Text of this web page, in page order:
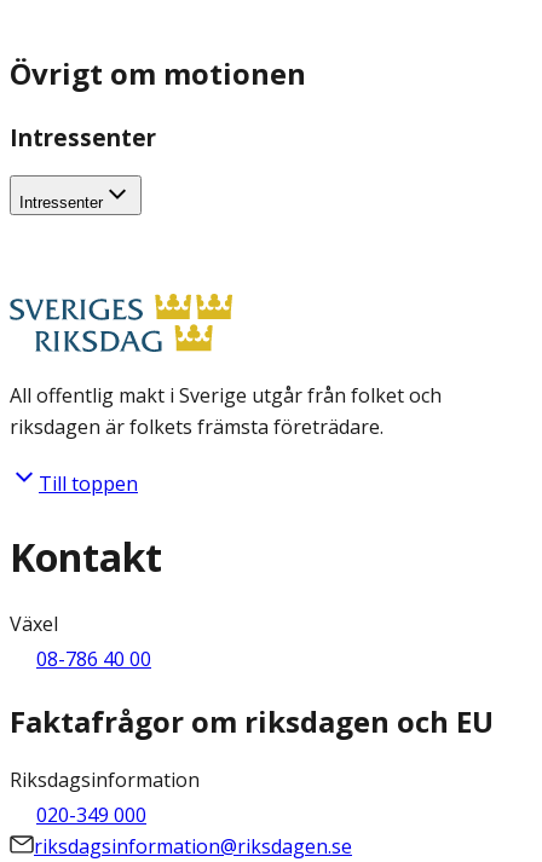
Övrigt om motionen
Intressenter
Intressenter
All offentlig makt i Sverige utgår från folket och
riksdagen är folkets främsta företrädare.
Till toppen
Kontakt
Växel
08-786 40 00
Faktafrågor om riksdagen och EU
Riksdagsinformation
020-349 000
riksdagsinformation@riksdagen.se